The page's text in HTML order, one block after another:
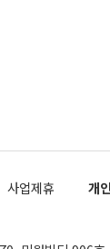
사업제휴 개